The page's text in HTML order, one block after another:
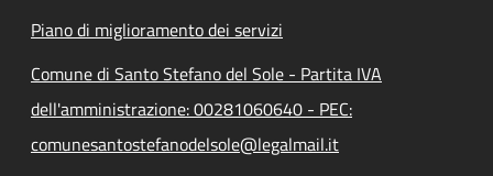
Piano di miglioramento dei servizi
Comune di Santo Stefano del Sole - Partita IVA
dell'amministrazione: 00281060640 - PEC:
comunesantostefanodelsole@legalmail.it